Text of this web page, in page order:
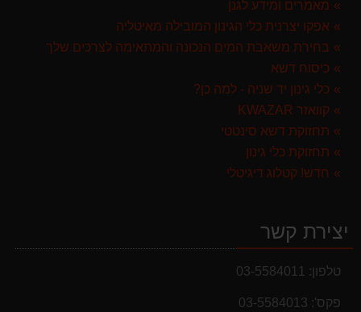
179.00 ₪
119.00 ₪
מאמרים ומידע לגנן
אפקו יצרנית כלי הגינון המובילה מאיטליה
בחירת משאבת המים הנכונה והמתאימה לצרכים שלך
כיסוח דשא
כלי גינון יד שניה - למה כן?
קוואזר KWAZAR
תחזוקת דשא סינטטי
תחזוקת כלי גינון
חדש! קטלוג דיגיטלי
יצירת קשר
טלפון: 03-5584011
פקס': 03-5584013